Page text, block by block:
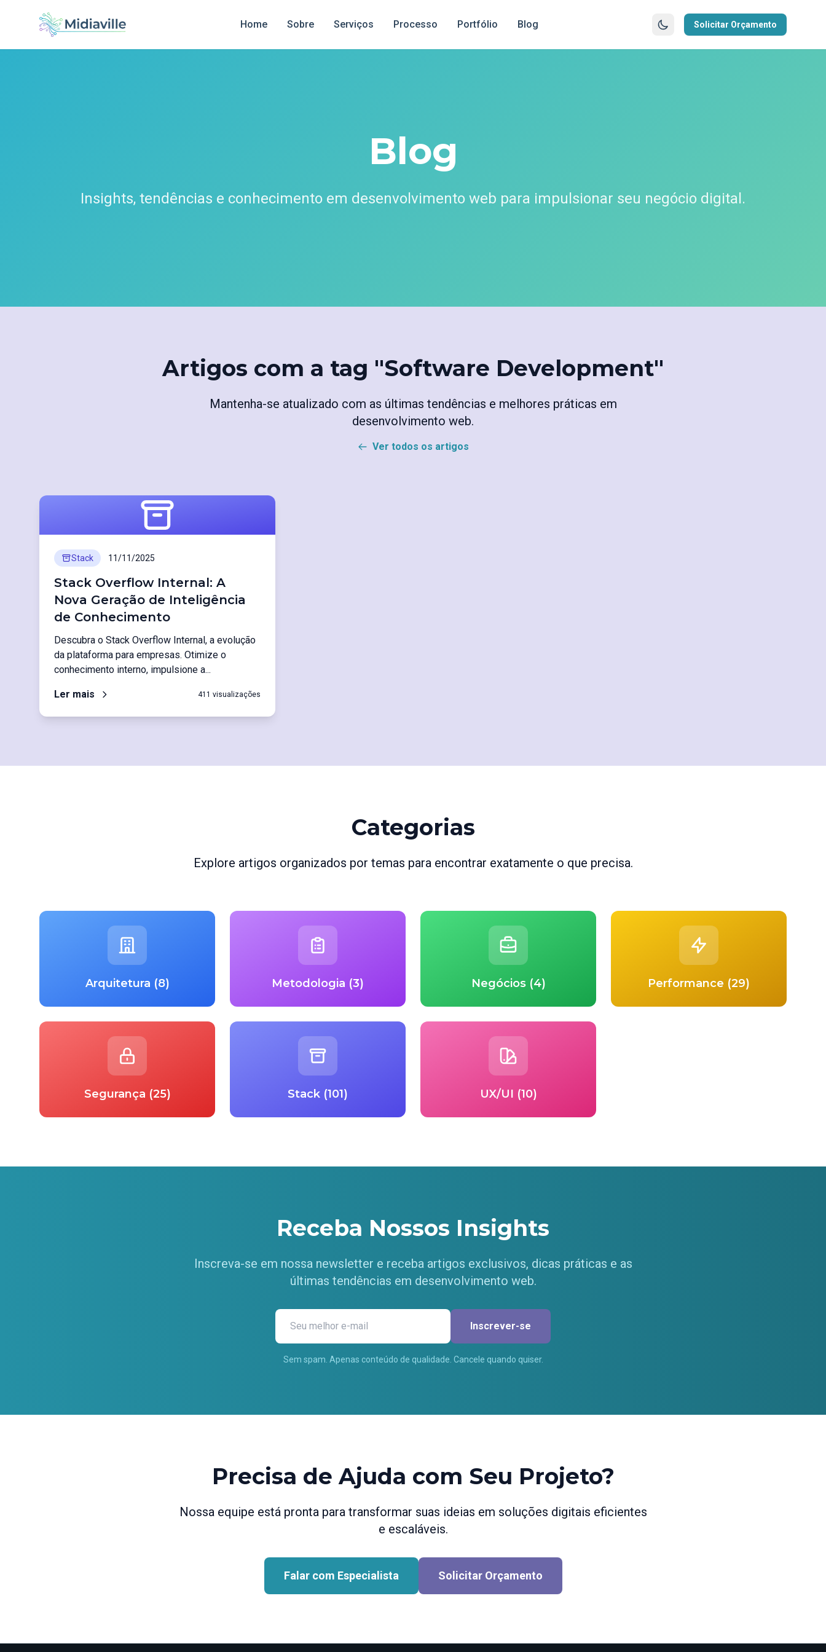
Home Sobre Serviços Processo Portfólio Blog Solicitar Orçamento
Blog
Insights, tendências e conhecimento em desenvolvimento web para impulsionar seu negócio digital.
Artigos com a tag "Software Development"
Mantenha-se atualizado com as últimas tendências e melhores práticas em
desenvolvimento web.
Ver todos os artigos
Stack 11/11/2025
Stack Overflow Internal: A
Nova Geração de Inteligência
de Conhecimento
Descubra o Stack Overflow Internal, a evolução
da plataforma para empresas. Otimize o
conhecimento interno, impulsione a...
Ler mais 411 visualizações
Categorias
Explore artigos organizados por temas para encontrar exatamente o que precisa.
Arquitetura (8) Metodologia (3) Negócios (4) Performance (29)
Segurança (25) Stack (101) UX/UI (10)
Receba Nossos Insights
Inscreva-se em nossa newsletter e receba artigos exclusivos, dicas práticas e as
últimas tendências em desenvolvimento web.
Inscrever-se
Sem spam. Apenas conteúdo de qualidade. Cancele quando quiser.
Precisa de Ajuda com Seu Projeto?
Nossa equipe está pronta para transformar suas ideias em soluções digitais eficientes
e escaláveis.
Falar com Especialista Solicitar Orçamento